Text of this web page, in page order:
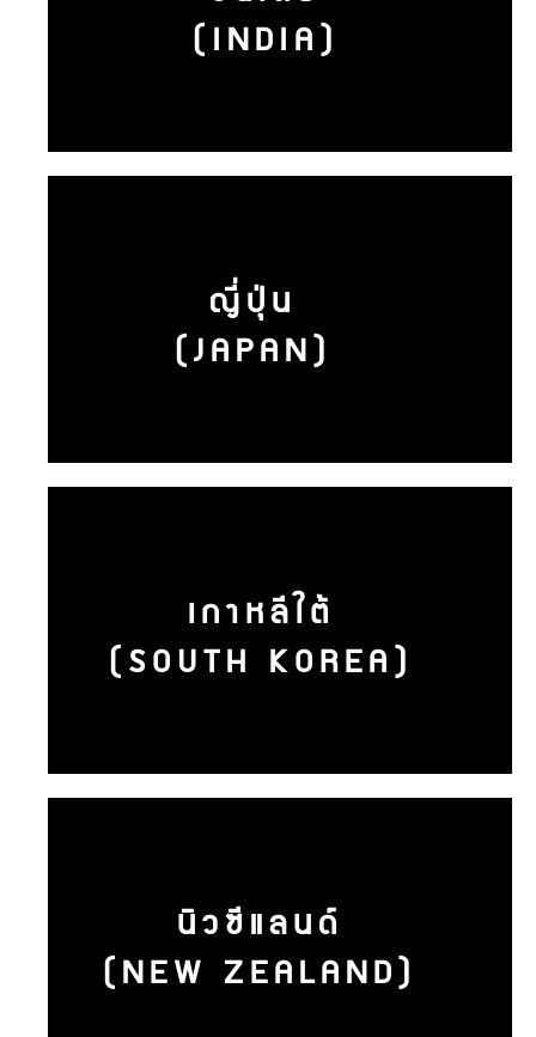
(INDIA)
ญี่ปุ่น
(JAPAN)
เกาหลีใต้
(SOUTH KOREA)
นิวซีแลนด์
(NEW ZEALAND)